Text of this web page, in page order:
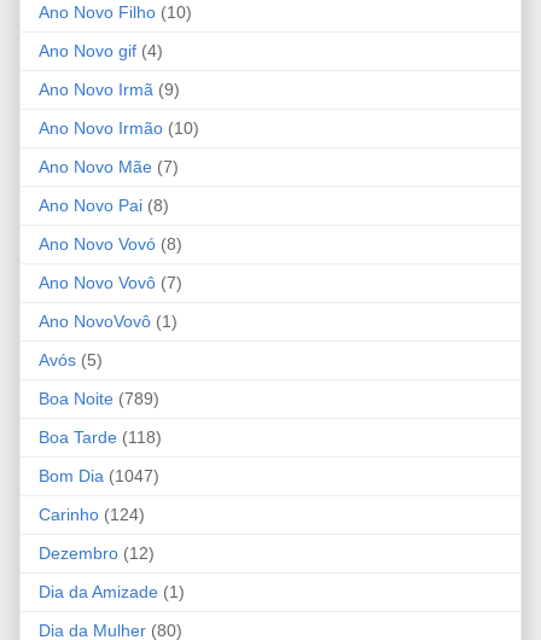
Ano Novo Filho (10)
Ano Novo gif (4)
Ano Novo Irmã (9)
Ano Novo Irmão (10)
Ano Novo Mãe (7)
Ano Novo Pai (8)
Ano Novo Vovó (8)
Ano Novo Vovô (7)
Ano NovoVovô (1)
Avós (5)
Boa Noite (789)
Boa Tarde (118)
Bom Dia (1047)
Carinho (124)
Dezembro (12)
Dia da Amizade (1)
Dia da Mulher (80)